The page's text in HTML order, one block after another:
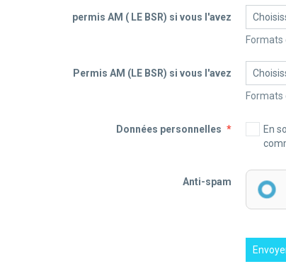
permis AM ( LE BSR) si vous l'avez
Permis AM (LE BSR) si vous l'avez
Données personnelles
En
Anti-spam